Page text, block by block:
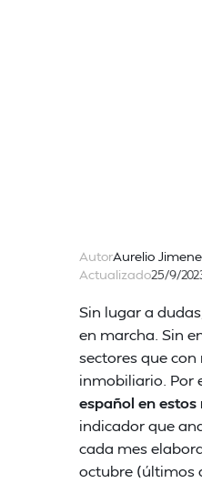
AutorAurelio
Actualizado25/9/
Sin lugar a
en marcha. Sin
sectores que
inmobiliario. Por
español en
indicador que
cada mes
octubre (últimos